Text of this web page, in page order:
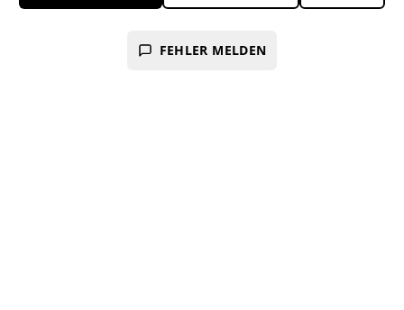
FEHLER MELDEN